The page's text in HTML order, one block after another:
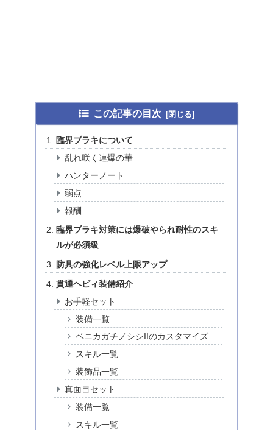
この記事の目次
臨界ブラキについて
乱れ咲く連爆の華
ハンターノート
弱点
報酬
臨界ブラキ対策には爆破やられ耐性のスキ
ルが必須級
防具の強化レベル上限アップ
貫通ヘビィ装備紹介
お手軽セット
装備一覧
ベニカガチノシシIIのカスタマイズ
スキル一覧
装飾品一覧
真面目セット
装備一覧
スキル一覧